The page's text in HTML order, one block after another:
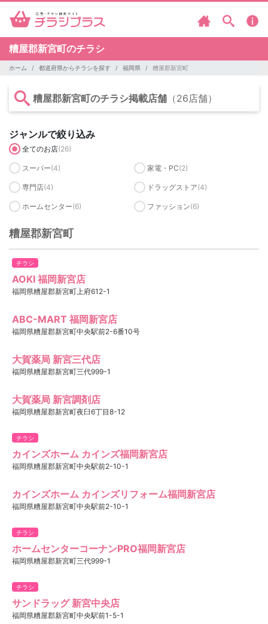
糟屋郡新宮町のチラシ
ホーム 都道府県からチラシを探す 福岡県 糟屋郡新宮町
糟屋郡新宮町のチラシ掲載店舗 （26店舗）
ジャンルで絞り込み
全てのお店(26)
スーパー(4) 家電・PC(2)
専門店(4) ドラッグストア(4)
ホームセンター(6) ファッション(6)
糟屋郡新宮町
チラシ
AOKI 福岡新宮店
福岡県糟屋郡新宮町上府612-1
ABC-MART 福岡新宮店
福岡県糟屋郡新宮町中央駅前2-6番10号
大賀薬局 新宮三代店
福岡県糟屋郡新宮町三代999-1
大賀薬局 新宮調剤店
福岡県糟屋郡新宮町夜臼6丁目8-12
チラシ
カインズホーム カインズ福岡新宮店
福岡県糟屋郡新宮町中央駅前2-10-1
カインズホーム カインズリフォーム福岡新宮店
福岡県糟屋郡新宮町中央駅前2-10-1
チラシ
ホームセンターコーナンPRO福岡新宮店
福岡県糟屋郡新宮町三代999-1
チラシ
サンドラッグ 新宮中央店
福岡県糟屋郡新宮町中央駅前1-5-1